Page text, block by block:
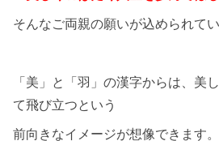
そんなご両親の願いが込められて
「美」と「羽」の漢字からは、美
て飛び立つという
前向きなイメージが想像できます。